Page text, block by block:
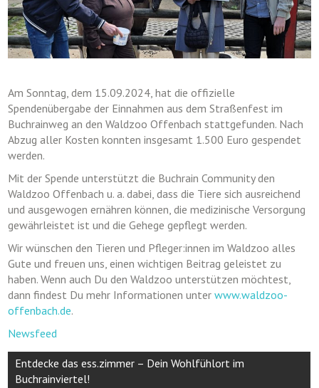
Am Sonntag, dem 15.09.2024, hat die offizielle
Spendenübergabe der Einnahmen aus dem Straßenfest im
Buchrainweg an den Waldzoo Offenbach stattgefunden. Nach
Abzug aller Kosten konnten insgesamt 1.500 Euro gespendet
werden.
Mit der Spende unterstützt die Buchrain Community den
Waldzoo Offenbach u. a. dabei, dass die Tiere sich ausreichend
und ausgewogen ernähren können, die medizinische Versorgung
gewährleistet ist und die Gehege gepflegt werden.
Wir wünschen den Tieren und Pfleger:innen im Waldzoo alles
Gute und freuen uns, einen wichtigen Beitrag geleistet zu
haben. Wenn auch Du den Waldzoo unterstützen möchtest,
dann findest Du mehr Informationen unterwww.waldzoo-
offenbach.de.
Newsfeed
Beitragsnavigation
Entdecke das ess.zimmer – Dein Wohlfühlort im
Buchrainviertel!